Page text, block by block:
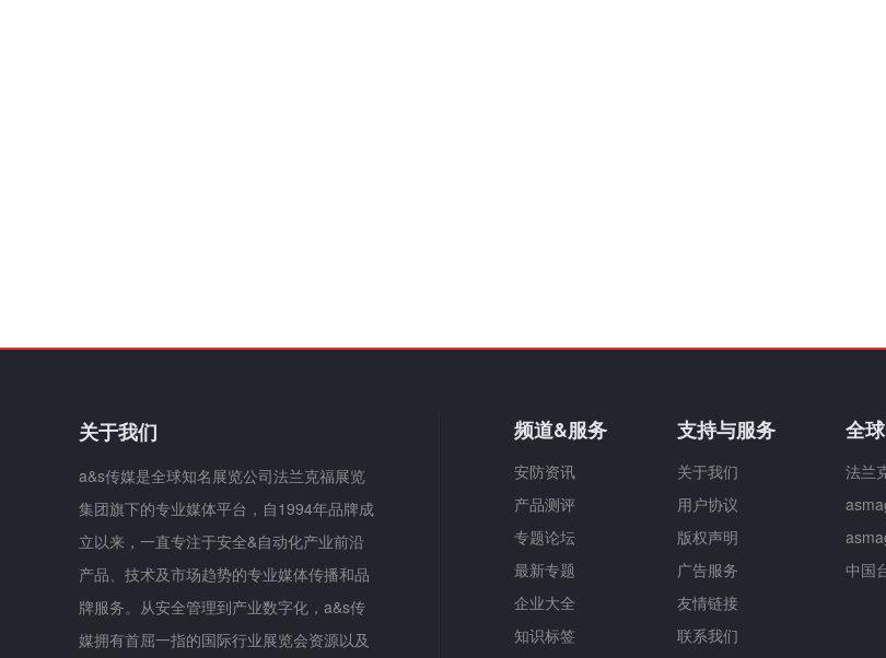
关于我们
a&s传媒是全球知名展览公司法兰克福展览
集团旗下的专业媒体平台，自1994年品牌成
立以来，一直专注于安全&自动化产业前沿
产品、技术及市场趋势的专业媒体传播和品
牌服务。从安全管理到产业数字化，a&s传
媒拥有首屈一指的国际行业展览会资源以及
频道&服务
安防资讯
产品测评
专题论坛
最新专题
企业大全
知识标签
支持与服务
关于我们
用户协议
版权声明
广告服务
友情链接
联系我们
全
法兰
中国